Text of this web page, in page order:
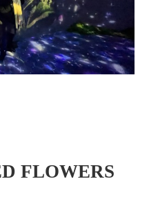
FLOWERS